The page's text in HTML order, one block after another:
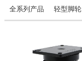
全系列产品 轻型脚轮